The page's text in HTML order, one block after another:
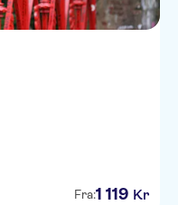
Fra:1 119 Kr